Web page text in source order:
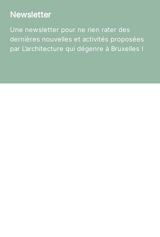
Newsletter
Une newsletter pour ne rien rater des
dernières nouvelles et activités proposées
par L’architecture qui dégenre à Bruxelles !